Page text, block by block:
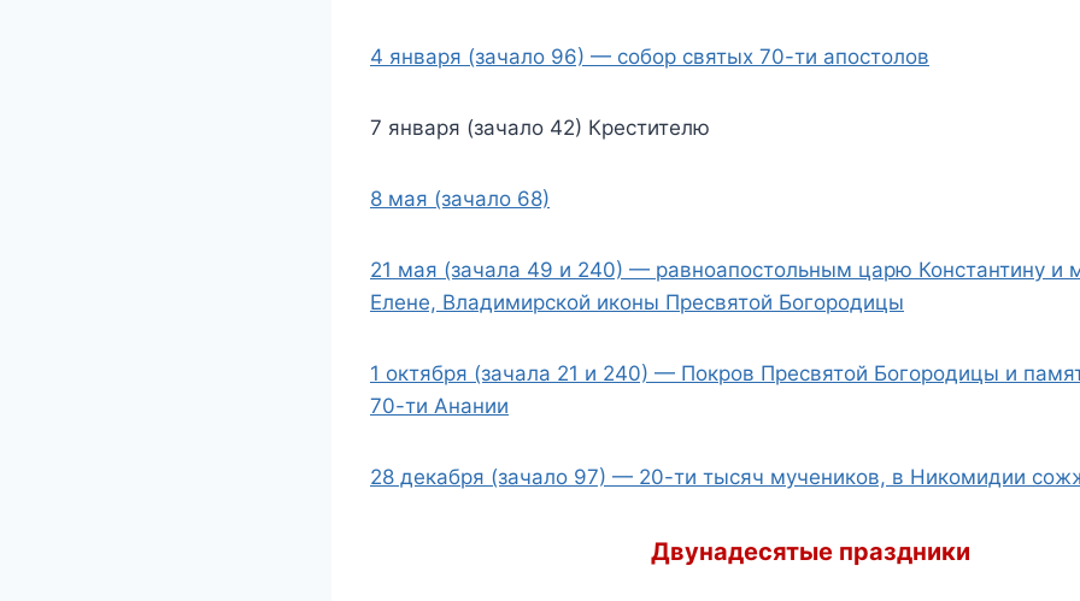
4 января (зачало 96) — собор святых 70-ти апостолов
7 января (зачало 42) Крестителю
8 мая (зачало 68)
21 мая (зачала 49 и 240) — равноапостольным царю Константину и
Елене, Владимирской иконы Пресвятой Богородицы
1 октября (зачала 21 и 240) — Покров Пресвятой Богородицы и
70-ти Анании
28 декабря (зачало 97) — 20-ти тысяч мучеников, в Никомидии
Двунадесятые праздники